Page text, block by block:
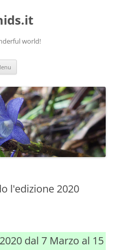
world!
l'edizione 2020
dal 7 Marzo al 15